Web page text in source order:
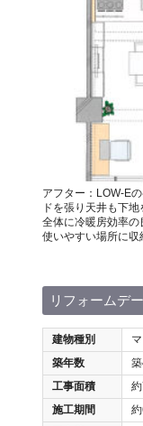
アフター：LOW-E
ドを張り天井も下
全体に冷暖房効率の
使いやすい場所に収
リフォームデ
建物種別
築年数
工事面積
施工期間